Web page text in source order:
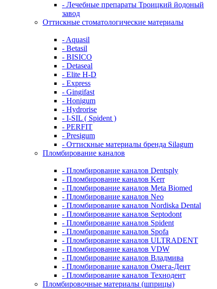
- Лечебные препараты Троицкий йодоный
завод
Оттискные стоматологические материалы
- Aquasil
- Betasil
- BISICO
- Detaseal
- Elite H-D
- Express
- Gingifast
- Honigum
- Hydrorise
- I-SIL ( Spident )
- PERFIT
- Presigum
- Оттискные материалы бренда Silagum
Пломбирование каналов
- Пломбирование каналов Dentsply
- Пломбирование каналов Kerr
- Пломбирование каналов Meta Biomed
- Пломбирование каналов Neo
- Пломбирование каналов Nordiska Dental
- Пломбирование каналов Septodont
- Пломбирование каналов Spident
- Пломбирование каналов Spofa
- Пломбирование каналов ULTRADENT
- Пломбирование каналов VDW
- Пломбирование каналов Владмива
- Пломбирование каналов Омега-Дент
- Пломбирование каналов Технодент
Пломбировочные материалы (шприцы)